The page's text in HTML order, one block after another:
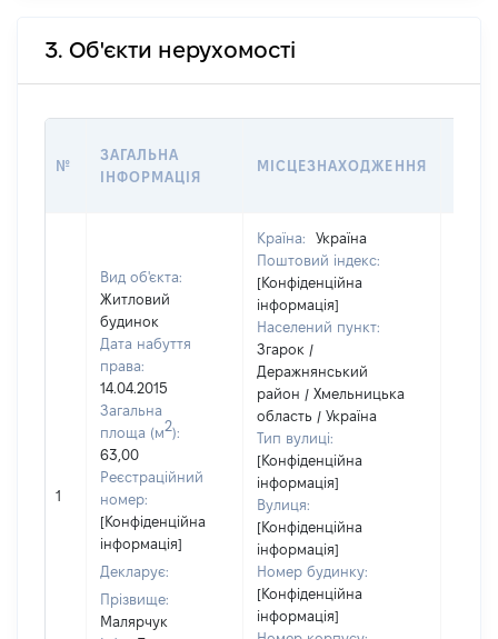
3. Об'єкти нерухомості
№
ЗАГАЛЬНА
ІНФОРМАЦІЯ
МІСЦЕЗНАХОДЖЕННЯ
1
Вид об'єкта:
Житловий
будинок
Дата набуття
права:
14.04.2015
Загальна
площа (м2):
63,00
Реєстраційний
номер:
[Конфіденційна
інформація]
Декларує:
Прізвище:
Малярчук
Країна:
Україна
Поштовий індекс:
[Конфіденційна
інформація]
Населений пункт:
Згарок /
Деражнянський
район / Хмельницька
область / Україна
Тип вулиці:
[Конфіденційна
інформація]
Вулиця:
[Конфіденційна
інформація]
Номер будинку:
[Конфіденційна
інформація]